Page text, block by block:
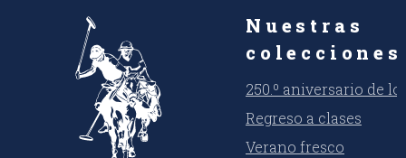
Nuestras
colecciones
250.º aniversario de
Regreso a clases
Verano fresco